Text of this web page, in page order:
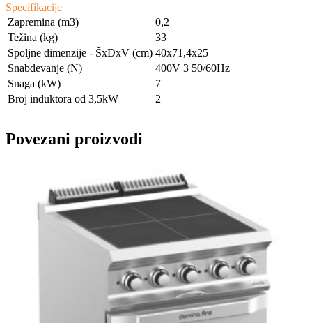
Specifikacije
Zapremina (m3)
0,2
Težina (kg)
33
Spoljne dimenzije - ŠxDxV (cm) 40x71,4x25
Snabdevanje (N)
400V 3 50/60Hz
Snaga (kW)
7
Broj induktora od 3,5kW
2
Povezani proizvodi